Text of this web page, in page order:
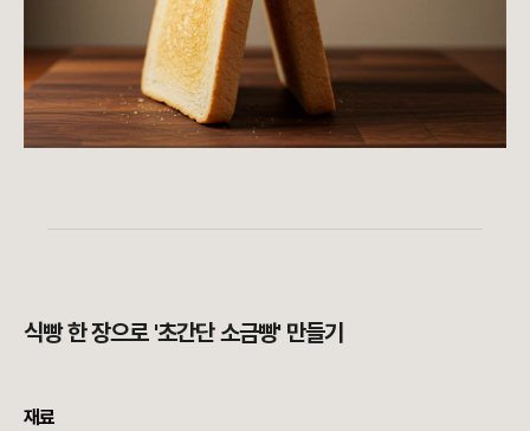
식빵 한 장으로 '초간단 소금빵' 만들기
재료